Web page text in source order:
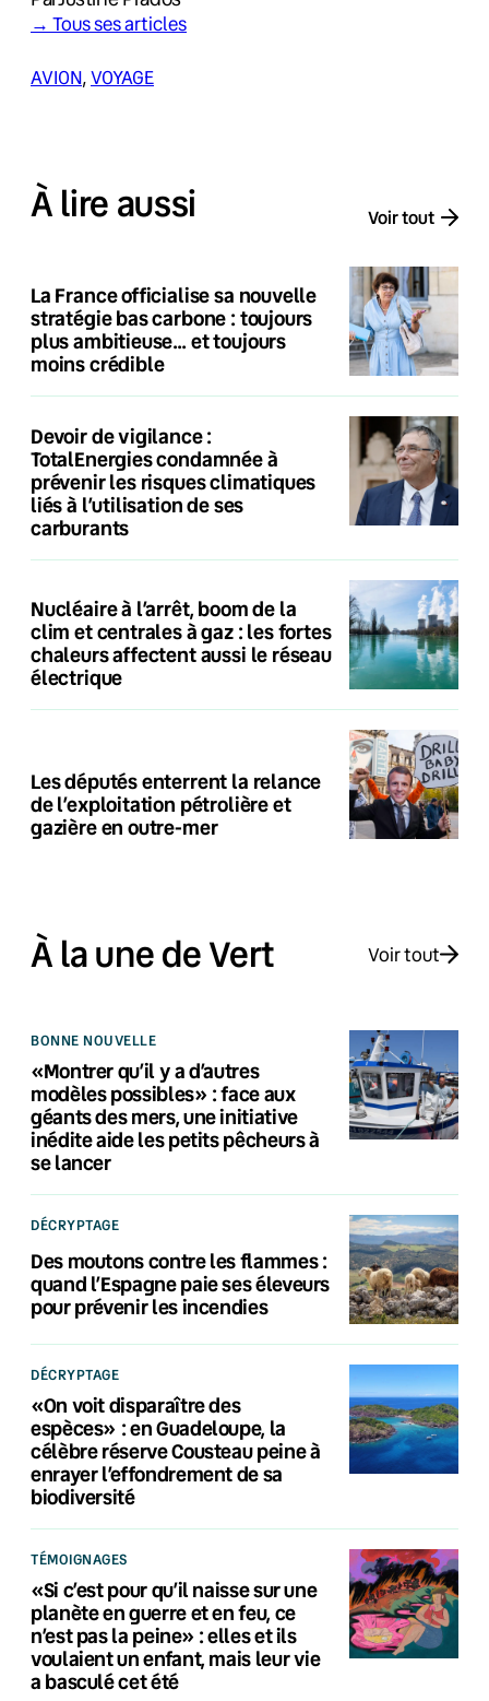
→ Tous ses articles
AVION, VOYAGE
À lire aussi Voir tout
La France officialise sa nouvelle
stratégie bas carbone : toujours
plus ambitieuse… et toujours
moins crédible
Devoir de vigilance :
TotalEnergies condamnée à
prévenir les risques climatiques
liés à l’utilisation de ses
carburants
Nucléaire à l’arrêt, boom de la
clim et centrales à gaz : les fortes
chaleurs affectent aussi le réseau
électrique
Les députés enterrent la relance
de l’exploitation pétrolière et
gazière en outre-mer
À la une de Vert Voir tout
BONNE NOUVELLE
«Montrer qu’il y a d’autres
modèles possibles» : face aux
géants des mers, une initiative
inédite aide les petits pêcheurs à
se lancer
DÉCRYPTAGE
Des moutons contre les flammes :
quand l’Espagne paie ses éleveurs
pour prévenir les incendies
DÉCRYPTAGE
«On voit disparaître des
espèces» : en Guadeloupe, la
célèbre réserve Cousteau peine à
enrayer l’effondrement de sa
biodiversité
TÉMOIGNAGES
«Si c’est pour qu’il naisse sur une
planète en guerre et en feu, ce
n’est pas la peine» : elles et ils
voulaient un enfant, mais leur vie
a basculé cet été